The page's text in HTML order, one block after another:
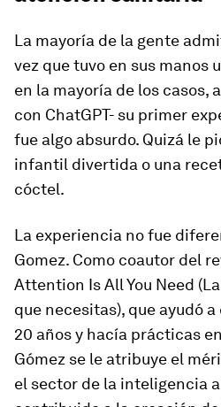
La mayoría de la gente
vez que tuvo en sus manos
en la mayoría de los casos,
con ChatGPT- su primer
fue algo absurdo. Quizá le
infantil divertida o una
cóctel.
La experiencia no fue
Gomez. Como coautor del
Attention Is All You Need
que necesitas), que ayudó
20 años y hacía prácticas
Gómez se le atribuye el
el sector de la inteligencia